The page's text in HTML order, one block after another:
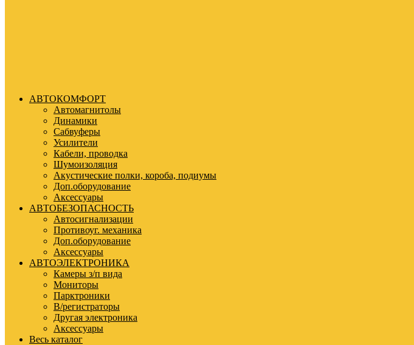
АВТОКОМФОРТ
Автомагнитолы
Динамики
Сабвуферы
Усилители
Кабели, проводка
Шумоизоляция
Акустические полки, короба, подиумы
Доп.оборудование
Аксессуары
АВТОБЕЗОПАСНОСТЬ
Автосигнализации
Противоуг. механика
Доп.оборудование
Аксессуары
АВТОЭЛЕКТРОНИКА
Камеры з/п вида
Мониторы
Парктроники
В/регистраторы
Другая электроника
Аксессуары
Весь каталог